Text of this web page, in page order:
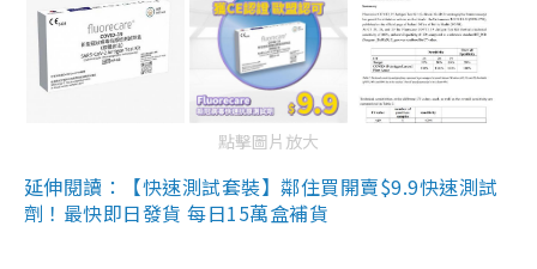
點擊圖片放大
延伸閱讀：【快速測試套裝】鄰住買開賣$9.9快速測試
劑！最快即日發貨 每日15萬盒補貨